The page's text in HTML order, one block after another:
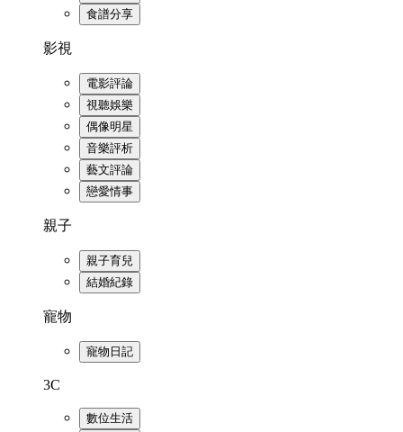
食譜分享
影視
電影評論
視聽娛樂
偶像明星
音樂評析
藝文評論
戀愛情事
親子
親子育兒
結婚紀錄
寵物
寵物日記
3C
數位生活